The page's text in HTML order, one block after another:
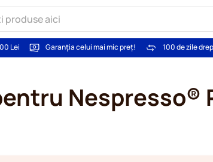
Lei Garanția celui mai mic preț! 100 de zile
Nespresso®